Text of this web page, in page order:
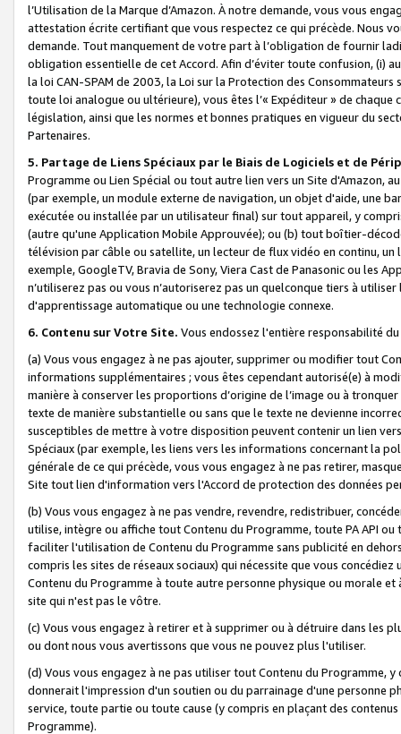
l’Utilisation de la Marque d’Amazon. À notre demande, vous vous
attestation écrite certifiant que vous respectez ce qui précède. Nous
demande. Tout manquement de votre part à l’obligation de fournir
obligation essentielle de cet Accord. Afin d’éviter toute confusion, (i)
la loi CAN-SPAM de 2003, la Loi sur la Protection des
toute loi analogue ou ultérieure), vous êtes l’« Expéditeur » de
législation, ainsi que les normes et bonnes pratiques en vigueur du
Partenaires.
5. Partage de Liens Spéciaux par le Biais de Logiciels et de
Programme ou Lien Spécial ou tout autre lien vers un Site d'Amazon,
(par exemple, un module externe de navigation, un objet d'aide, une
exécutée ou installée par un utilisateur final) sur tout appareil, y
(autre qu'une Application Mobile Approuvée); ou (b) tout boîtier-
télévision par câble ou satellite, un lecteur de flux vidéo en continu,
exemple, GoogleTV, Bravia de Sony, Viera Cast de Panasonic ou les
n’utiliserez pas ou vous n’autoriserez pas un quelconque tiers à
d'apprentissage automatique ou une technologie connexe.
6. Contenu sur Votre Site. Vous endossez l'entière responsabilité
(a) Vous vous engagez à ne pas ajouter, supprimer ou modifier tout
informations supplémentaires ; vous êtes cependant autorisé(e) à
manière à conserver les proportions d’origine de l’image ou à
texte de manière substantielle ou sans que le texte ne devienne
susceptibles de mettre à votre disposition peuvent contenir un lien
Spéciaux (par exemple, les liens vers les informations concernant la
générale de ce qui précède, vous vous engagez à ne pas retirer,
Site tout lien d'information vers l'Accord de protection des données
(b) Vous vous engagez à ne pas vendre, revendre, redistribuer,
utilise, intègre ou affiche tout Contenu du Programme, toute PA API
faciliter l'utilisation de Contenu du Programme sans publicité en
compris les sites de réseaux sociaux) qui nécessite que vous
Contenu du Programme à toute autre personne physique ou morale
site qui n'est pas le vôtre.
(c) Vous vous engagez à retirer et à supprimer ou à détruire dans les
ou dont nous vous avertissons que vous ne pouvez plus l'utiliser.
(d) Vous vous engagez à ne pas utiliser tout Contenu du Programme,
donnerait l'impression d'un soutien ou du parrainage d'une personne
service, toute partie ou toute cause (y compris en plaçant des
Programme).